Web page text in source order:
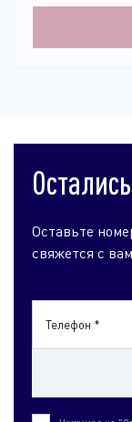
Оставьте
свяжется с
Телефон *